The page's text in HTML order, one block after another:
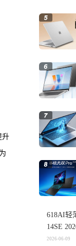
升
618AI轻
14SE
2026-06-09